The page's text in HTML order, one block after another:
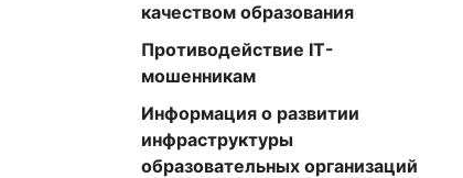
качеством образования
Противодействие IT-
мошенникам
Информация о развитии
инфраструктуры
образовательных организаций